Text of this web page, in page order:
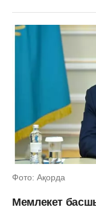
Фото: Ақорда
Мемлекет